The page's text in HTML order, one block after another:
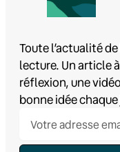
Toute l’actualité
lecture. Un article
réflexion, une
bonne idée chaque